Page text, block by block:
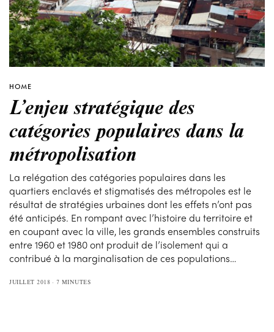
HOME
L’enjeu stratégique des
catégories populaires dans la
métropolisation
La relégation des catégories populaires dans les
quartiers enclavés et stigmatisés des métropoles est le
résultat de stratégies urbaines dont les effets n’ont pas
été anticipés. En rompant avec l’histoire du territoire et
en coupant avec la ville, les grands ensembles construits
entre 1960 et 1980 ont produit de l’isolement qui a
contribué à la marginalisation de ces populations…
JUILLET 2018 7 MINUTES